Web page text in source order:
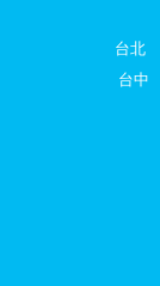
台北
台中